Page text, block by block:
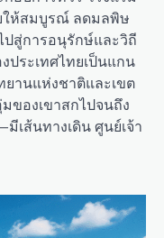
ห้สมบูรณ์ ลดมลพิษ
ปสู่การอนุรักษ์และวิถี
ระเทศไทยเป็นแกน
านแห่งชาติและเขต
ของเขาสกไปจนถึง
ส้นทางเดิน ศูนย์เจ้า